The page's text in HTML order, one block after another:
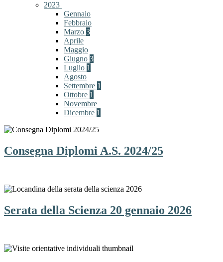
2023
Gennaio
Febbraio
Marzo 3
Aprile
Maggio
Giugno 3
Luglio 1
Agosto
Settembre 1
Ottobre 1
Novembre
Dicembre 1
Consegna Diplomi A.S. 2024/25
Serata della Scienza 20 gennaio 2026